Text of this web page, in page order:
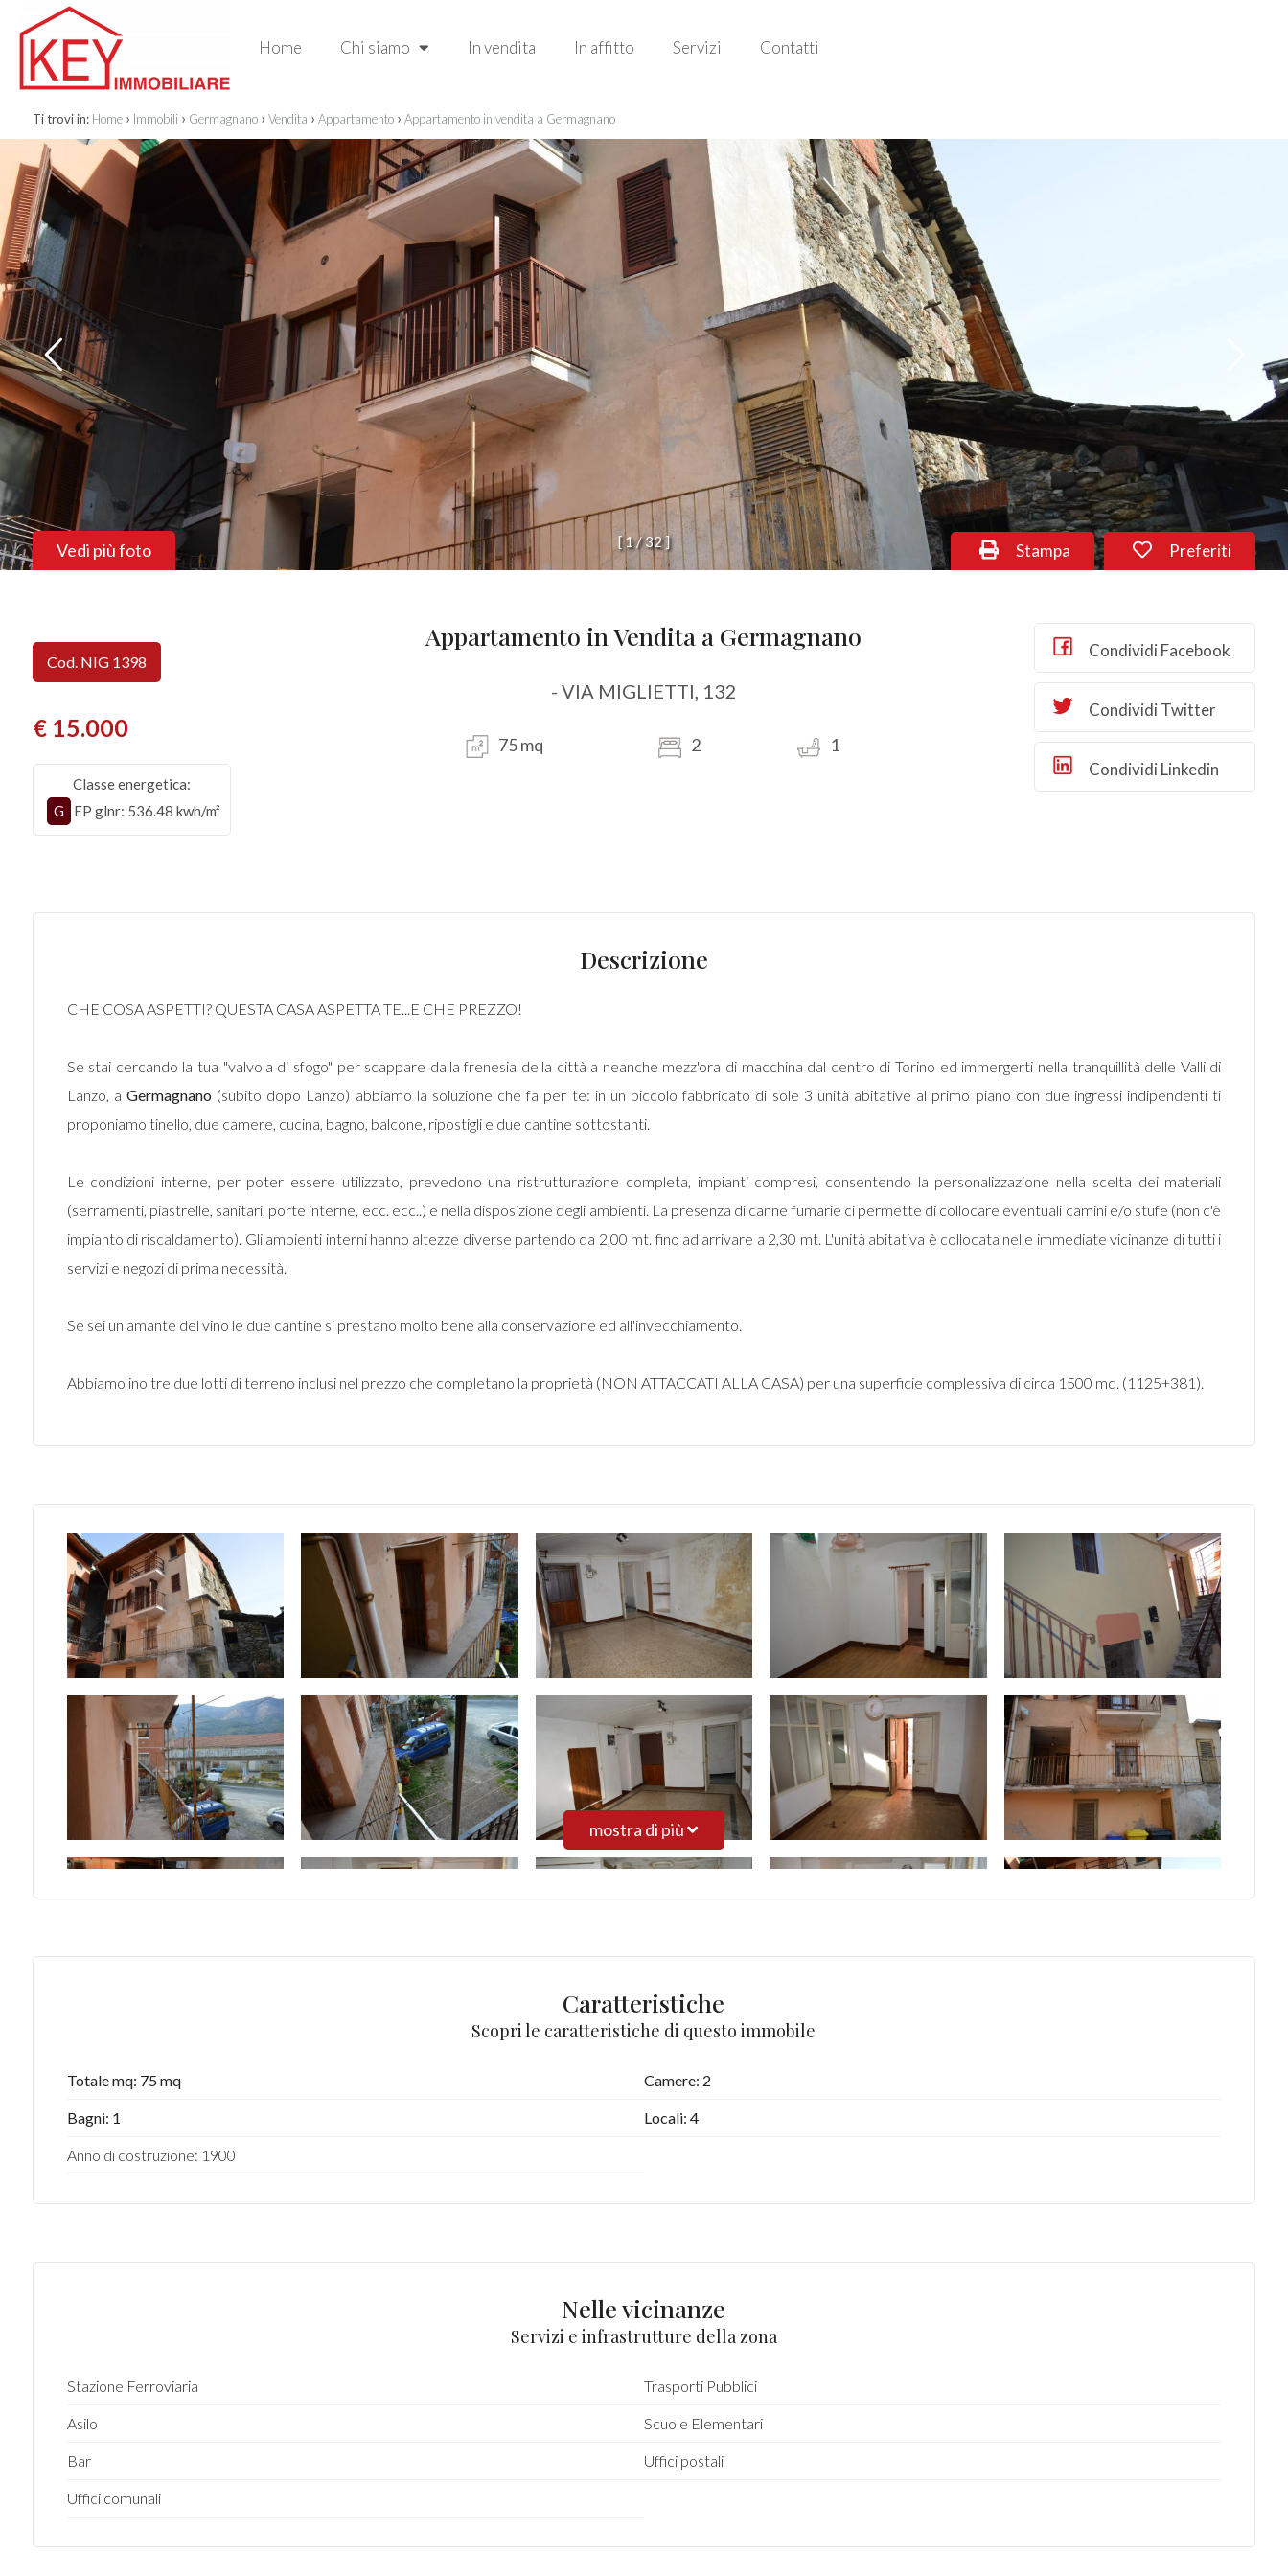
Home Chi siamo In vendita In affitto Servizi Contatti
Ti trovi in: Home › Immobili › Germagnano › Vendita › Appartamento › Appartamento in vendita a Germagnano
[ 1/ 32 ]
Vedi più foto
Cod. NIG 1398
€ 15.000
Classe energetica:
G
EP glnr: 536.48 kwh/m²
Appartamento in Vendita a Germagnano
- VIA MIGLIETTI, 132
75 mq 2 1
Preferiti
Stampa
Condividi Facebook
Condividi Twitter
Condividi Linkedin
Descrizione
CHE COSA ASPETTI? QUESTA CASA ASPETTA TE...E CHE PREZZO!
Se stai cercando la tua "valvola di sfogo" per scappare dalla frenesia della città a neanche mezz'ora di macchina dal centro di Torino ed immergerti nella tranquillità delle Valli di
Lanzo, a Germagnano (subito dopo Lanzo) abbiamo la soluzione che fa per te: in un piccolo fabbricato di sole 3 unità abitative al primo piano con due ingressi indipendenti ti
proponiamo tinello, due camere, cucina, bagno, balcone, ripostigli e due cantine sottostanti.
Le condizioni interne, per poter essere utilizzato, prevedono una ristrutturazione completa, impianti compresi, consentendo la personalizzazione nella scelta dei materiali
(serramenti, piastrelle, sanitari, porte interne, ecc. ecc..) e nella disposizione degli ambienti. La presenza di canne fumarie ci permette di collocare eventuali camini e/o stufe (non c'è
impianto di riscaldamento). Gli ambienti interni hanno altezze diverse partendo da 2,00 mt. fino ad arrivare a 2,30 mt. L'unità abitativa è collocata nelle immediate vicinanze di tutti i
servizi e negozi di prima necessità.
Se sei un amante del vino le due cantine si prestano molto bene alla conservazione ed all'invecchiamento.
Abbiamo inoltre due lotti di terreno inclusi nel prezzo che completano la proprietà (NON ATTACCATI ALLA CASA) per una superficie complessiva di circa 1500 mq. (1125+381).
mostra di più
Caratteristiche
Scopri le caratteristiche di questo immobile
Totale mq: 75 mq Camere: 2
Bagni: 1 Locali: 4
Anno di costruzione: 1900
Nelle vicinanze
Servizi e infrastrutture della zona
Stazione Ferroviaria Trasporti Pubblici
Asilo Scuole Elementari
Bar Uffici postali
Uffici comunali